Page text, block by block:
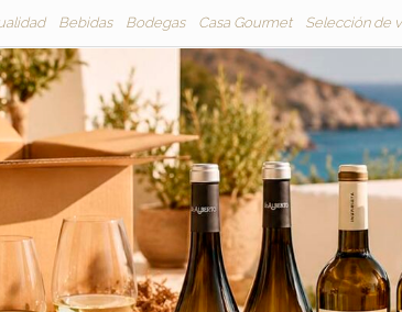
Bebidas Bodegas Casa Gourmet Selección de